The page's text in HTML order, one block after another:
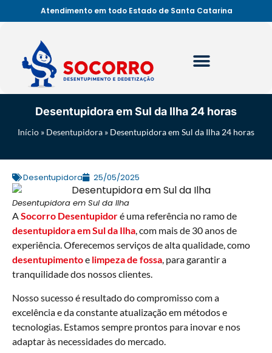
Atendimento em todo Estado de Santa Catarina
Desentupidora em Sul da Ilha 24 horas
Início » Desentupidora » Desentupidora em Sul da Ilha 24 horas
Desentupidora 25/05/2025
Desentupidora em Sul da Ilha
ASocorro Desentupidoré uma referência no ramo de
desentupidora em Sul da Ilha, com mais de 30 anos de
experiência. Oferecemos serviços de alta qualidade, como
desentupimentoe limpeza de fossa, para garantir a
tranquilidade dos nossos clientes.
Nosso sucesso é resultado do compromisso com a
excelência e da constante atualização em métodos e
tecnologias. Estamos sempre prontos para inovar e nos
adaptar às necessidades do mercado.